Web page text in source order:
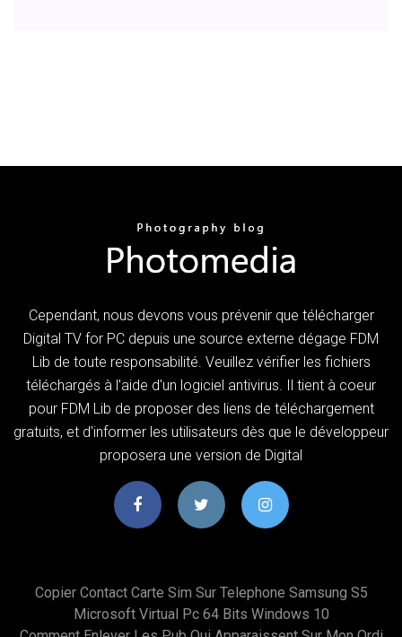
Cependant, nous devons vous prévenir que télécharger
Digital TV for PC depuis une source externe dégage FDM
Lib de toute responsabilité. Veuillez vérifier les fichiers
téléchargés à l'aide d'un logiciel antivirus. Il tient à coeur
pour FDM Lib de proposer des liens de téléchargement
gratuits, et d'informer les utilisateurs dès que le développeur
proposera une version de Digital
Copier Contact Carte Sim Sur Telephone Samsung S5
Microsoft Virtual Pc 64 Bits Windows 10